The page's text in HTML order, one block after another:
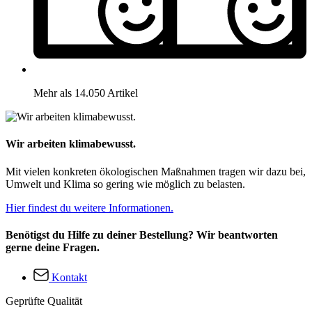
Mehr als 14.050 Artikel
Wir arbeiten klimabewusst.
Mit vielen konkreten ökologischen Maßnahmen tragen wir dazu bei,
Umwelt und Klima so gering wie möglich zu belasten.
Hier findest du weitere Informationen.
Benötigst du Hilfe zu deiner Bestellung? Wir beantworten
gerne deine Fragen.
Kontakt
Geprüfte Qualität